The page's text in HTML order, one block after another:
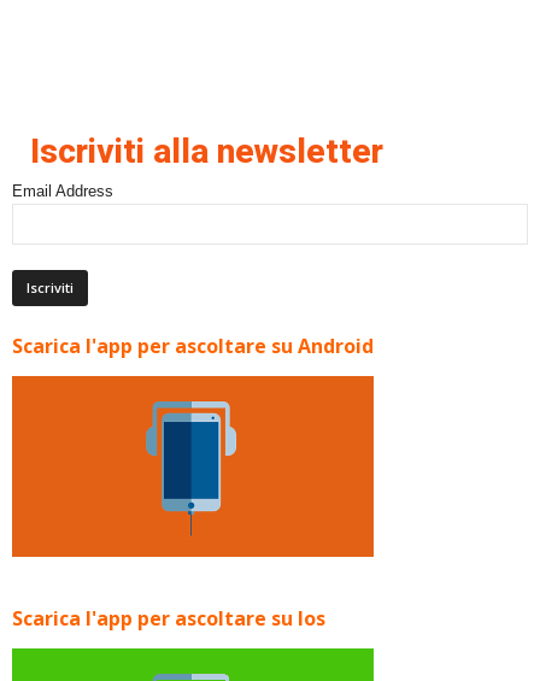
Iscriviti alla newsletter
Email Address
Scarica l'app per ascoltare su Android
Scarica l'app per ascoltare su Ios